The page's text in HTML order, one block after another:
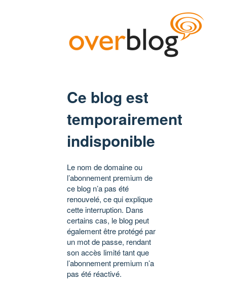
Ce blog est
temporairement
indisponible
Le nom de domaine ou
l’abonnement premium de
ce blog n’a pas été
renouvelé, ce qui explique
cette interruption. Dans
certains cas, le blog peut
également être protégé par
un mot de passe, rendant
son accès limité tant que
l’abonnement premium n’a
pas été réactivé.